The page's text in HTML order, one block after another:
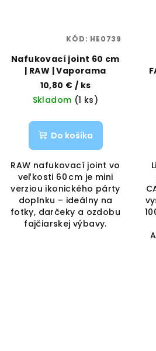
Nafukovací joint 60 cm
| RAW | Vaporama
10,80 € / ks
Skladom (1 ks)
Do košíka
RAW nafukovací joint vo
veľkosti 60 cm je mini
verziou ikonického párty
doplnku – ideálny na
fotky, darčeky a ozdobu
fajčiarskej výbavy.
KÓD: HE0739